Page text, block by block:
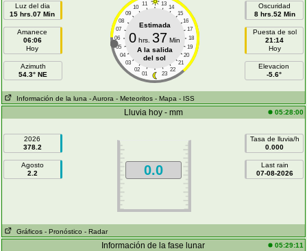
Luz del dia
15 hrs.07 Min
Amanece
06:06
Hoy
Azimuth
54.3° NE
11 13
10
14
09
15
08
16
07
17
06
18
05
19
04
20
03
21
02
22
01 23
Estimada
0 hrs. 37 Min
A la salida
del sol
Oscuridad
8 hrs.52 Min
Puesta de sol
21:14
Hoy
Elevacion
-5.6°
Información de la luna - Aurora - Meteoritos - Mapa - ISS
Lluvia hoy - mm 05:28:00
2026
378.2
Agosto
2.2
0.0
Tasa de lluvia/h
0.000
Last rain
07-08-2026
Gráficos - Pronóstico - Radar
Información de la fase lunar 05:29:11